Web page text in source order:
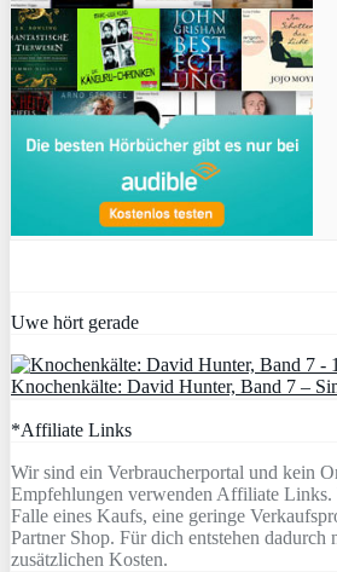
Uwe hört gerade
Knochenkälte: David Hunter, Band 7 –
*Affiliate Links
Wir sind ein Verbraucherportal und kein
Empfehlungen verwenden Affiliate Links.
Falle eines Kaufs, eine geringe
Partner Shop. Für dich entstehen dadurch
zusätzlichen Kosten.